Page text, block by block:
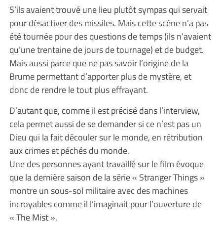
S’ils avaient trouvé une lieu plutôt sympas qui servait
pour désactiver des missiles. Mais cette scène n’a pas
été tournée pour des questions de temps (ils n’avaient
qu’une trentaine de jours de tournage) et de budget.
Mais aussi parce que ne pas savoir l’origine de la
Brume permettant d’apporter plus de mystère, et
donc de rendre le tout plus effrayant.
D’autant que, comme il est précisé dans l’interview,
cela permet aussi de se demander si ce n’est pas un
Dieu qui la fait découler sur le monde, en rétribution
aux crimes et péchés du monde.
Une des personnes ayant travaillé sur le film évoque
que la dernière saison de la série « Stranger Things »
montre un sous-sol militaire avec des machines
incroyables comme il l’imaginait pour l’ouverture de
« The Mist ».